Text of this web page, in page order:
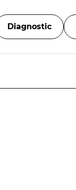
Diagnostic